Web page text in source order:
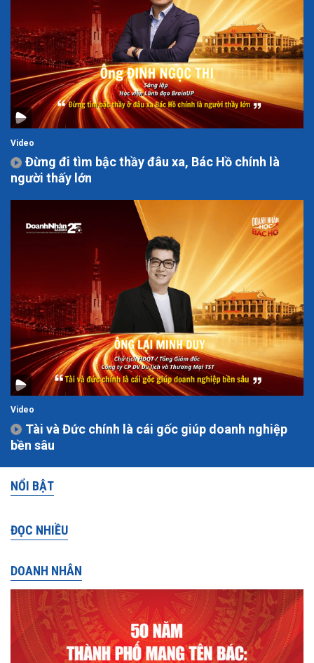
Video
Đừng đi tìm bậc thầy đâu xa, Bác Hồ chính là
người thấy lớn
Video
Tài và Đức chính là cái gốc giúp doanh nghiệp
bền sâu
NỔI BẬT
ĐỌC NHIỀU
DOANH NHÂN